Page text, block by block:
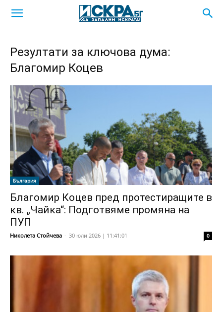
Резултати за ключова дума:
Благомир Коцев
България
Благомир Коцев пред протестиращите в
кв. „Чайка“: Подготвяме промяна на
ПУП
Николета Стойчева - 30 юли 2026 | 11:41:01 0